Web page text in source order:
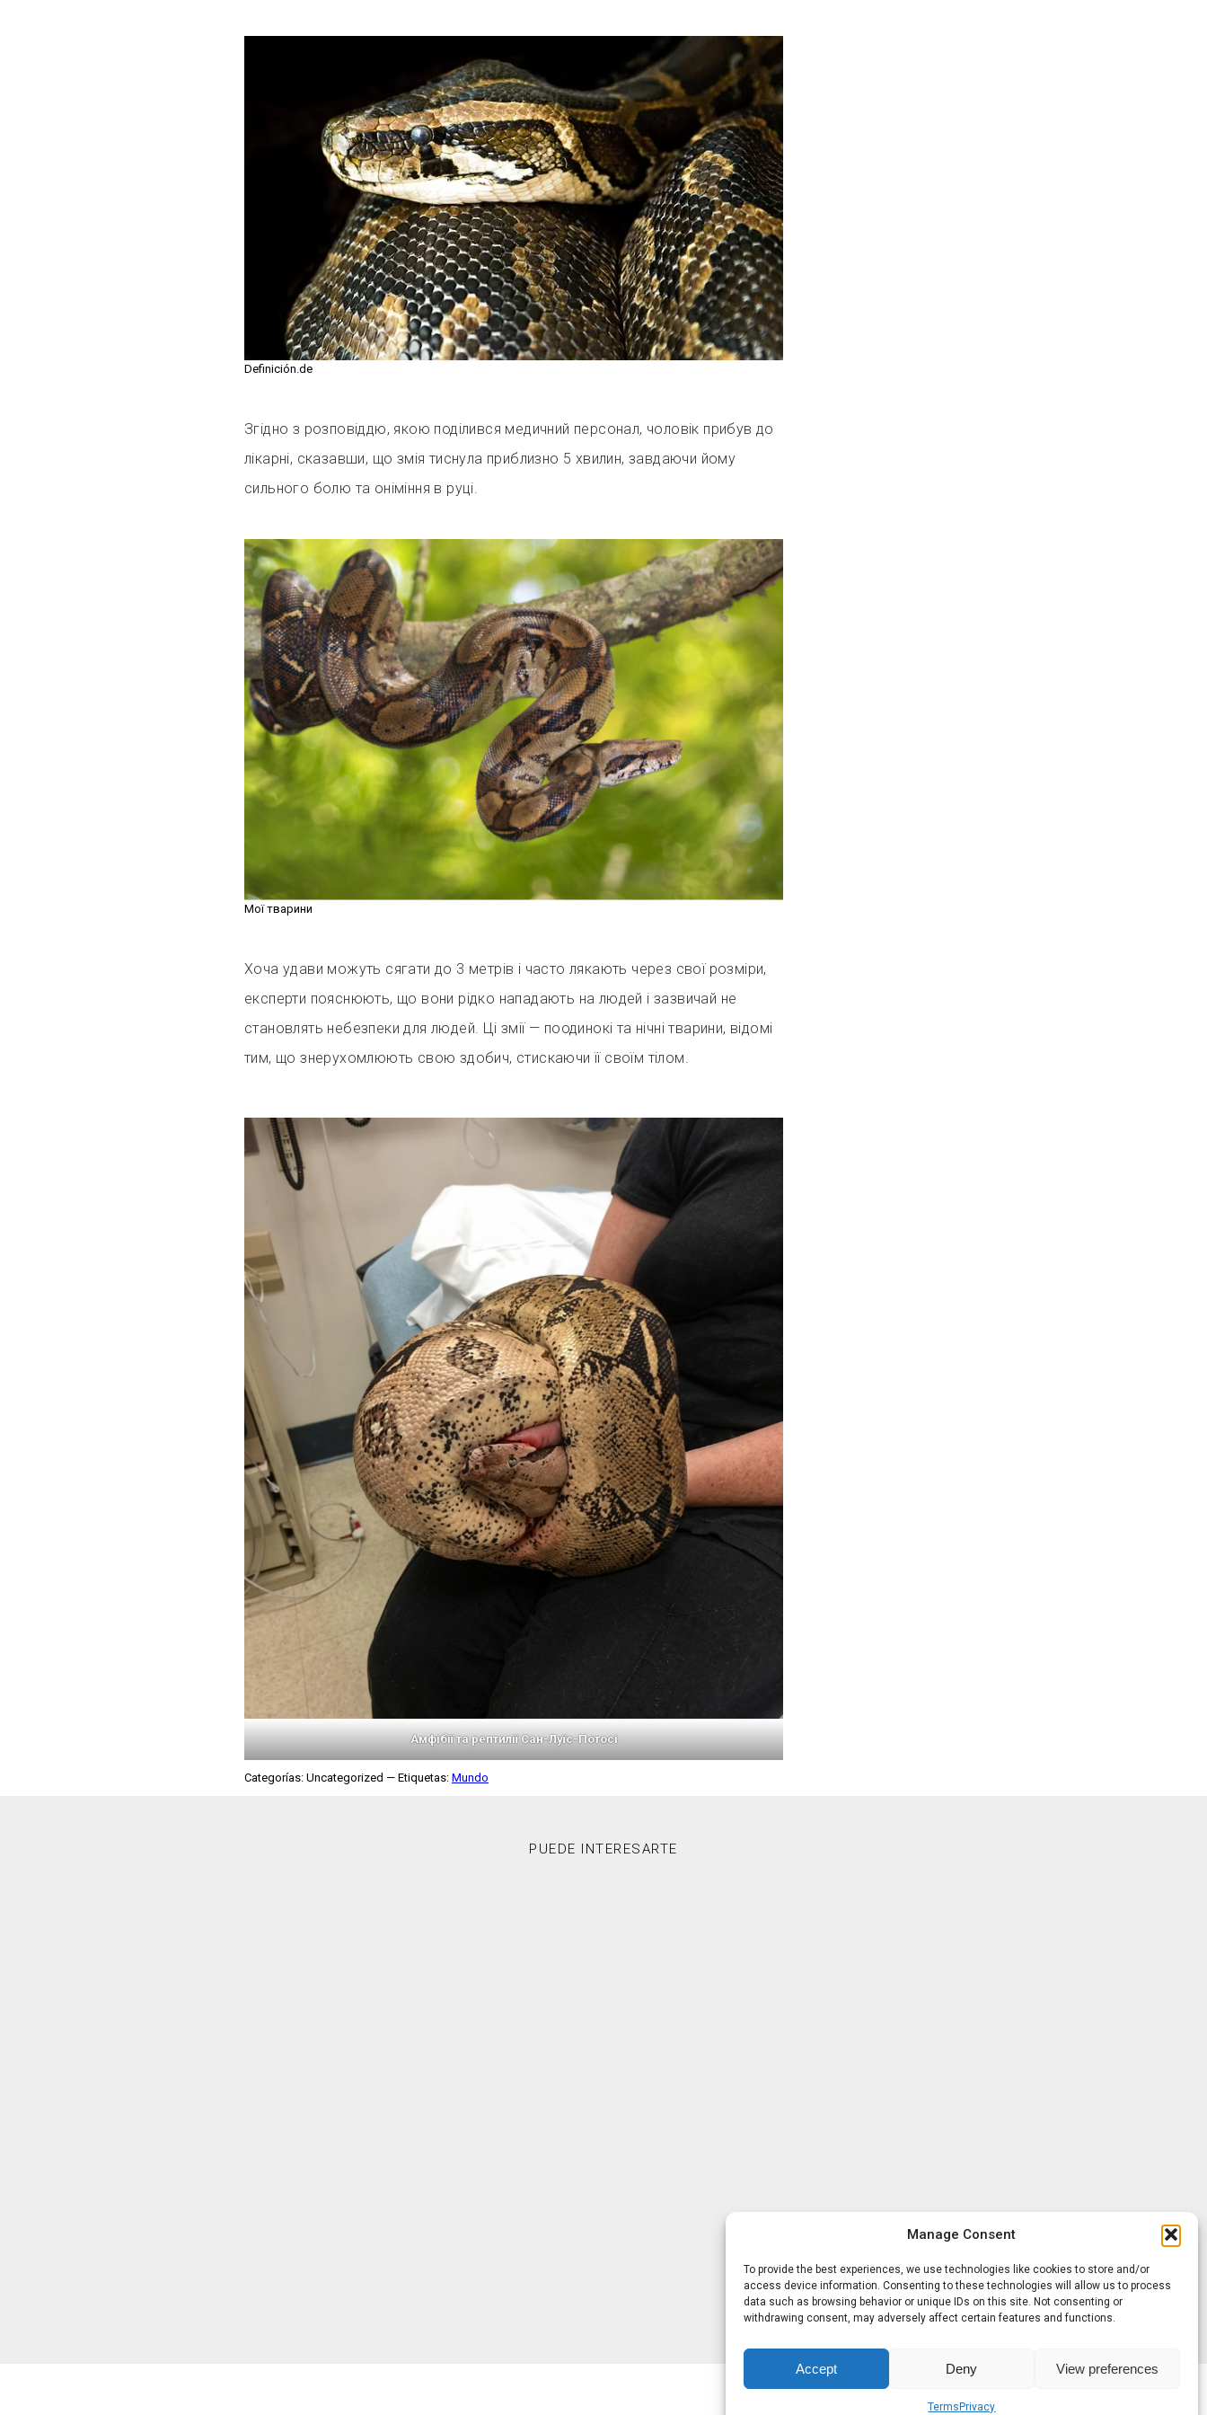
Manage Consent
To provide the best experiences, we use technologies like cookies to store and/or
access device information. Consenting to these technologies will allow us to process
data such as browsing behavior or unique IDs on this site. Not consenting or
withdrawing consent, may adversely affect certain features and functions.
Accept Deny View preferences
Terms Privacy
Definición.de
Згідно з розповіддю, якою поділився медичний персонал, чоловік прибув до
лікарні, сказавши, що змія тиснула приблизно 5 хвилин, завдаючи йому
сильного болю та оніміння в руці.
Мої тварини
Хоча удави можуть сягати до 3 метрів і часто лякають через свої розміри,
експерти пояснюють, що вони рідко нападають на людей і зазвичай не
становлять небезпеки для людей. Ці змії — поодинокі та нічні тварини, відомі
тим, що знерухомлюють свою здобич, стискаючи її своїм тілом.
Амфібії та рептилії Сан-Луїс-Потосі
Categorías: Uncategorized — Etiquetas: Mundo
PUEDE INTERESARTE